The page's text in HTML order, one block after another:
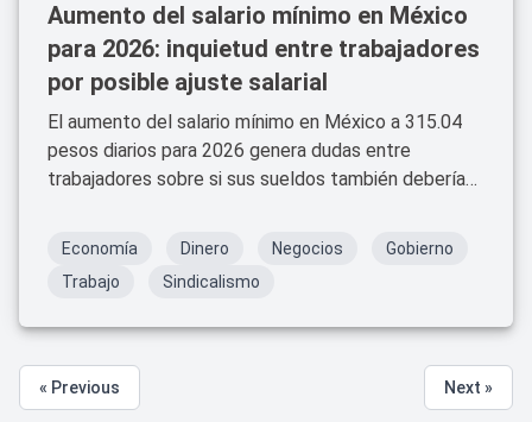
Aumento del salario mínimo en México
para 2026: inquietud entre trabajadores
por posible ajuste salarial
El aumento del salario mínimo en México a 315.04
pesos diarios para 2026 genera dudas entre
trabajadores sobre si sus sueldos también deberían
varios sindicatos.
Economía Dinero Negocios
Gobierno
Trabajo
Sindicalismo
« Previous Next »